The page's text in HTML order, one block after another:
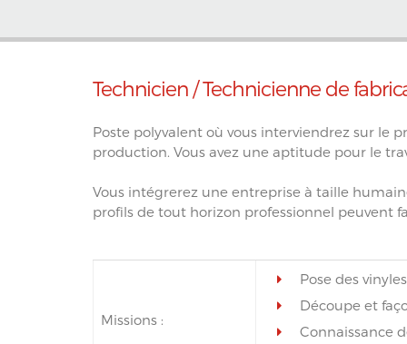
Technicien / Technicienne de
Poste polyvalent où vous interviendrez sur le
production. Vous avez une aptitude pour le
Vous intégrerez une entreprise à taille
profils de tout horizon professionnel peuvent
Missions :
Pose des
Découpe et
Connaissance